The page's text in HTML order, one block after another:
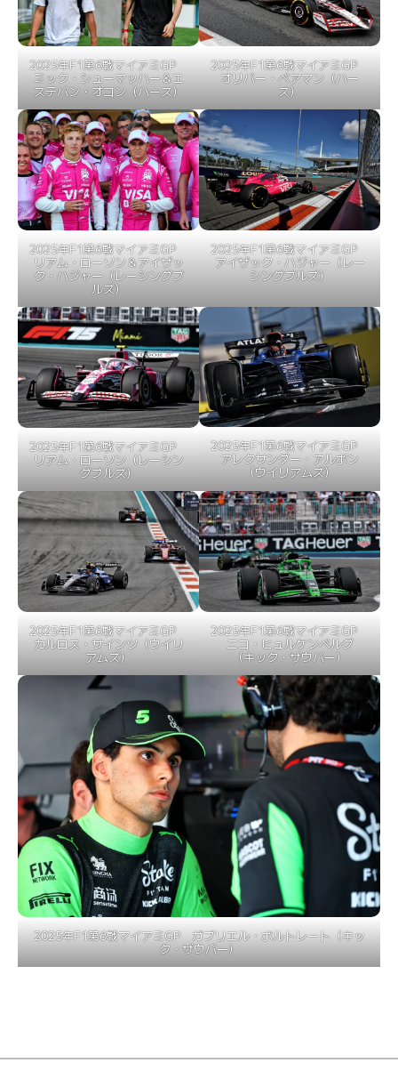
2025年F1第6戦マイアミGP
ミック・シューマッハー＆エ
ステバン・オコン（ハース）
2025年F1第6戦マイアミGP
オリバー・ベアマン（ハー
ス）
2025年F1第6戦マイアミGP
リアム・ローソン＆アイザッ
ク・ハジャー（レーシングブ
ルズ）
2025年F1第6戦マイアミGP
アイザック・ハジャー（レー
シングブルズ）
2025年F1第6戦マイアミGP
リアム・ローソン（レーシン
グブルズ）
2025年F1第6戦マイアミGP
アレクサンダー・アルボン
（ウイリアムズ）
2025年F1第6戦マイアミGP
カルロス・サインツ（ウイリ
アムズ）
2025年F1第6戦マイアミGP
ニコ・ヒュルケンベルグ
（キック・ザウバー）
2025年F1第6戦マイアミGP ガブリエル・ボルトレート（キッ
ク・ザウバー）